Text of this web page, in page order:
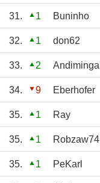
31. 1 Buninho
32. 1 don62
33. 2 Andiminga
34. 9 Eberhofer
35. 1 Ray
35. 1 Robzaw74
35. 1 PeKarl